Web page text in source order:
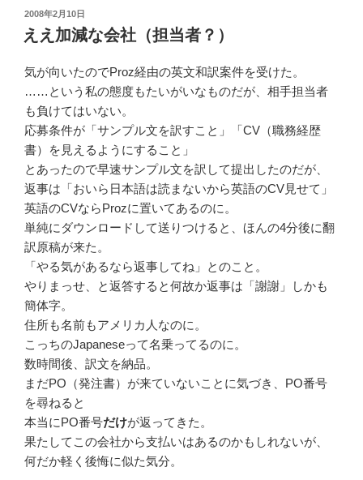
投
稿
日:
2008年2月10日
ええ加減な会社（担当者？）
気が向いたのでProz経由の英文和訳案件を受けた。
……という私の態度もたいがいなものだが、相手担当者
も負けてはいない。
応募条件が「サンプル文を訳すこと」「CV（職務経歴
書）を見えるようにすること」
とあったので早速サンプル文を訳して提出したのだが、
返事は「おいら日本語は読まないから英語のCV見せて」
英語のCVならProzに置いてあるのに。
単純にダウンロードして送りつけると、ほんの4分後に翻
訳原稿が来た。
「やる気があるなら返事してね」とのこと。
やりまっせ、と返答すると何故か返事は「謝謝」しかも
簡体字。
住所も名前もアメリカ人なのに。
こっちのJapaneseって名乗ってるのに。
数時間後、訳文を納品。
まだPO（発注書）が来ていないことに気づき、PO番号
を尋ねると
本当にPO番号だけが返ってきた。
果たしてこの会社から支払いはあるのかもしれないが、
何だか軽く後悔に似た気分。